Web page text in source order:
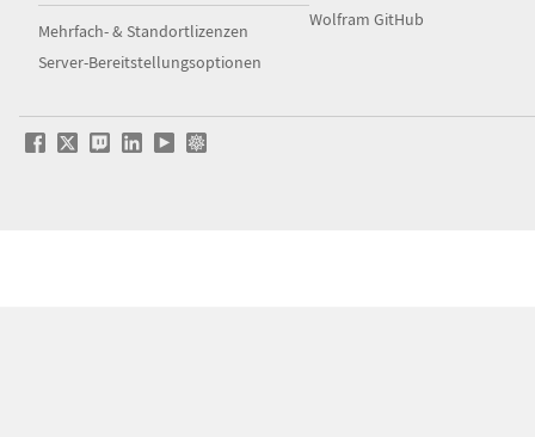
Mehrfach- & Standortlizenzen
Server-Bereitstellungsoptionen
Wolfram GitHub